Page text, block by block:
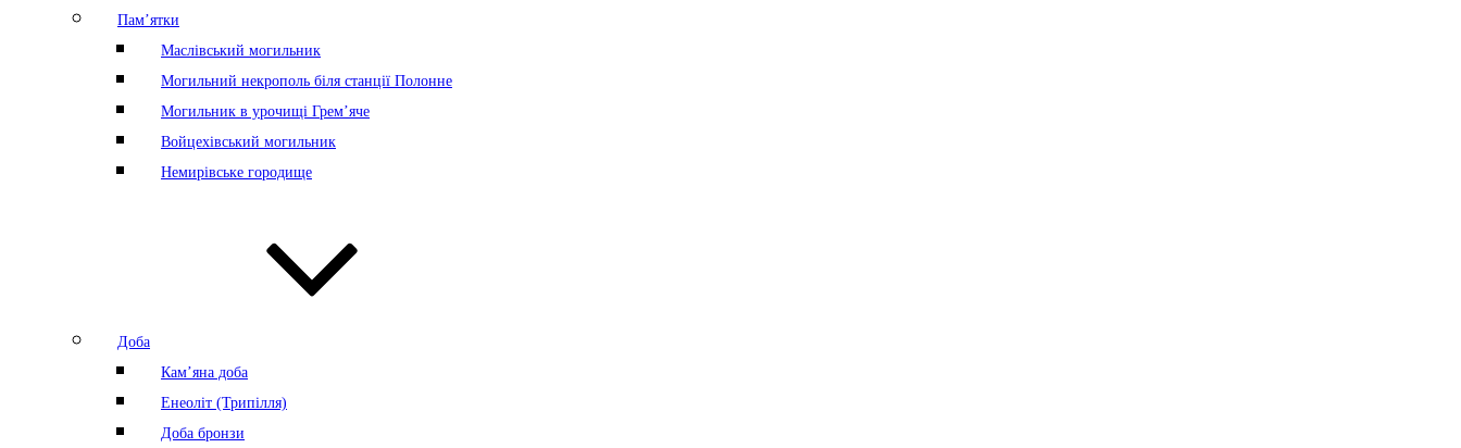
Пам’ятки
Маслівський могильник
Могильний некрополь біля станції Полонне
Могильник в урочищі Грем’яче
Войцехівський могильник
Немирівське городище
Доба
Кам’яна доба
Енеоліт (Трипілля)
Доба бронзи